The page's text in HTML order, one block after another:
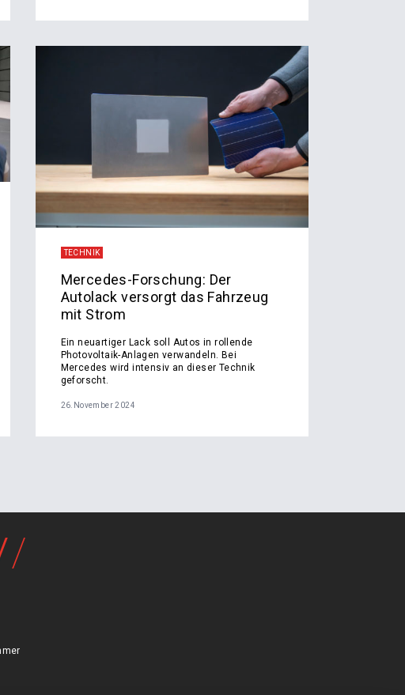
TECHNIK
Mercedes-Forschung: Der
Autolack versorgt das Fahrzeug
mit Strom
Ein neuartiger Lack soll Autos in rollende
Photovoltaik-Anlagen verwandeln. Bei
Mercedes wird intensiv an dieser Technik
geforscht.
26.November 2024